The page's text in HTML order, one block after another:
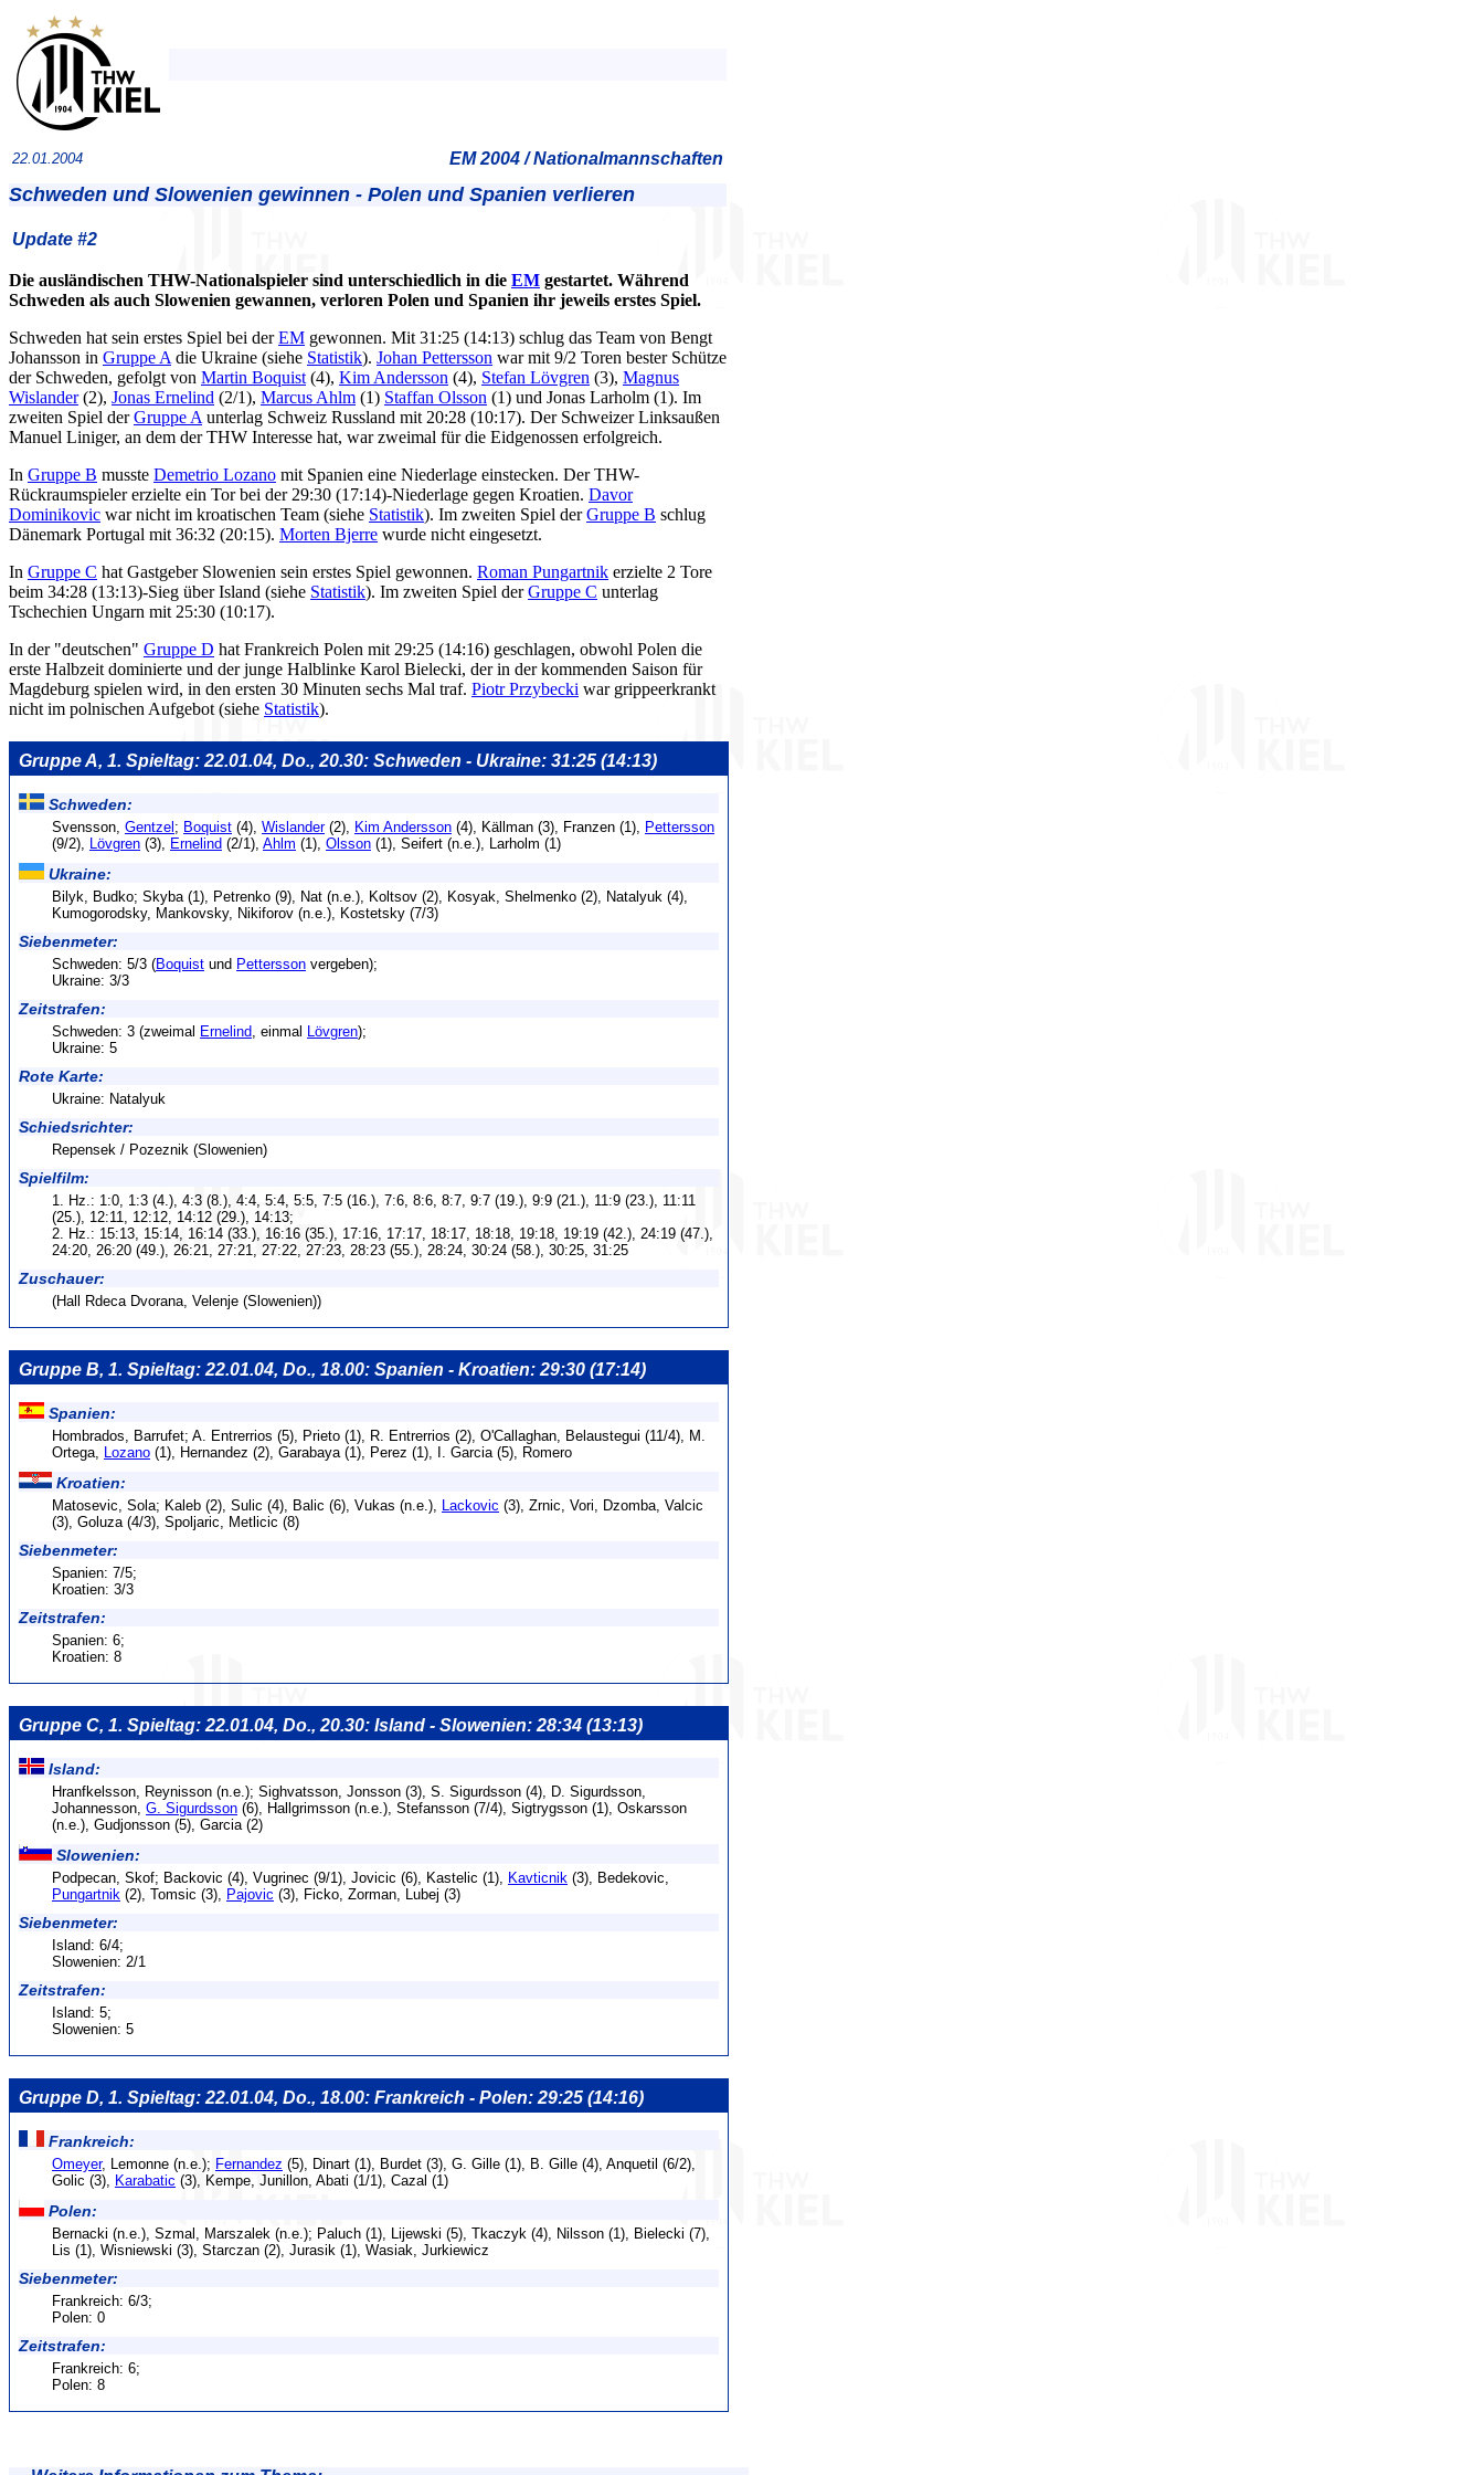
22.01.2004 EM 2004 / Nationalmannschaften
Schweden und Slowenien gewinnen - Polen und Spanien verlieren
Update #2
Die ausländischen THW-Nationalspieler sind unterschiedlich in die EM gestartet. Während
Schweden als auch Slowenien gewannen, verloren Polen und Spanien ihr jeweils erstes Spiel.
Schweden hat sein erstes Spiel bei derEM gewonnen. Mit 31:25 (14:13) schlug das Team von Bengt
Johansson in Gruppe A die Ukraine (siehe Statistik). Johan Pettersson war mit 9/2 Toren bester Schütze
der Schweden, gefolgt von Martin Boquist (4), Kim Andersson (4), Stefan Lövgren (3), Magnus
Wislander(2), Jonas Ernelind (2/1), Marcus Ahlm (1) Staffan Olsson (1) und Jonas Larholm (1). Im
zweiten Spiel derGruppe A unterlag Schweiz Russland mit 20:28 (10:17). Der Schweizer Linksaußen
Manuel Liniger, an dem der THW Interesse hat, war zweimal für die Eidgenossen erfolgreich.
In Gruppe B musste Demetrio Lozano mit Spanien eine Niederlage einstecken. Der THW-
Rückraumspieler erzielte ein Tor bei der 29:30 (17:14)-Niederlage gegen Kroatien. Davor
Dominikovic war nicht im kroatischen Team (siehe Statistik). Im zweiten Spiel derGruppe B schlug
Dänemark Portugal mit 36:32 (20:15). Morten Bjerre wurde nicht eingesetzt.
In Gruppe C hat Gastgeber Slowenien sein erstes Spiel gewonnen. Roman Pungartnik erzielte 2 Tore
beim 34:28 (13:13)-Sieg über Island (siehe Statistik). Im zweiten Spiel derGruppe C unterlag
Tschechien Ungarn mit 25:30 (10:17).
In der "deutschen" Gruppe D hat Frankreich Polen mit 29:25 (14:16) geschlagen, obwohl Polen die
erste Halbzeit dominierte und der junge Halblinke Karol Bielecki, der in der kommenden Saison für
Magdeburg spielen wird, in den ersten 30 Minuten sechs Mal traf. Piotr Przybecki war grippeerkrankt
nicht im polnischen Aufgebot (siehe Statistik).
Gruppe A, 1. Spieltag: 22.01.04, Do., 20.30: Schweden - Ukraine: 31:25 (14:13)
Schweden:
Svensson, Gentzel ; Boquist (4), Wislander(2), Kim Andersson (4), Källman (3), Franzen (1), Pettersson
(9/2), Lövgren (3), Ernelind (2/1), Ahlm (1), Olsson (1), Seifert (n.e.), Larholm (1)
Ukraine:
Bilyk, Budko; Skyba (1), Petrenko (9), Nat (n.e.), Koltsov (2), Kosyak, Shelmenko (2), Natalyuk (4),
Kumogorodsky, Mankovsky, Nikiforov (n.e.), Kostetsky (7/3)
Siebenmeter:
Schweden: 5/3 (Boquist und Pettersson vergeben);
Ukraine: 3/3
Zeitstrafen:
Schweden: 3 (zweimal Ernelind, einmal Lövgren);
Ukraine: 5
Rote Karte:
Ukraine: Natalyuk
Schiedsrichter:
Repensek / Pozeznik (Slowenien)
Spielfilm:
1. Hz.: 1:0, 1:3 (4.), 4:3 (8.), 4:4, 5:4, 5:5, 7:5 (16.), 7:6, 8:6, 8:7, 9:7 (19.), 9:9 (21.), 11:9 (23.), 11:11
(25.), 12:11, 12:12, 14:12 (29.), 14:13;
2. Hz.: 15:13, 15:14, 16:14 (33.), 16:16 (35.), 17:16, 17:17, 18:17, 18:18, 19:18, 19:19 (42.), 24:19 (47.),
24:20, 26:20 (49.), 26:21, 27:21, 27:22, 27:23, 28:23 (55.), 28:24, 30:24 (58.), 30:25, 31:25
Zuschauer:
(Hall Rdeca Dvorana, Velenje (Slowenien))
Gruppe B, 1. Spieltag: 22.01.04, Do., 18.00: Spanien - Kroatien: 29:30 (17:14)
Spanien:
Hombrados, Barrufet; A. Entrerrios (5), Prieto (1), R. Entrerrios (2), O'Callaghan, Belaustegui (11/4), M.
Ortega, Lozano (1), Hernandez (2), Garabaya (1), Perez (1), I. Garcia (5), Romero
Kroatien:
Matosevic, Sola; Kaleb (2), Sulic (4), Balic (6), Vukas (n.e.), Lackovic (3), Zrnic, Vori, Dzomba, Valcic
(3), Goluza (4/3), Spoljaric, Metlicic (8)
Siebenmeter:
Spanien: 7/5;
Kroatien: 3/3
Zeitstrafen:
Spanien: 6;
Kroatien: 8
Gruppe C, 1. Spieltag: 22.01.04, Do., 20.30: Island - Slowenien: 28:34 (13:13)
Island:
Hranfkelsson, Reynisson (n.e.); Sighvatsson, Jonsson (3), S. Sigurdsson (4), D. Sigurdsson,
Johannesson, G. Sigurdsson (6), Hallgrimsson (n.e.), Stefansson (7/4), Sigtrygsson (1), Oskarsson
(n.e.), Gudjonsson (5), Garcia (2)
Slowenien:
Podpecan, Skof; Backovic (4), Vugrinec (9/1), Jovicic (6), Kastelic (1), Kavticnik (3), Bedekovic,
Pungartnik (2), Tomsic (3), Pajovic (3), Ficko, Zorman, Lubej (3)
Siebenmeter:
Island: 6/4;
Slowenien: 2/1
Zeitstrafen:
Island: 5;
Slowenien: 5
Gruppe D, 1. Spieltag: 22.01.04, Do., 18.00: Frankreich - Polen: 29:25 (14:16)
Frankreich:
Omeyer, Lemonne (n.e.); Fernandez (5), Dinart (1), Burdet (3), G. Gille (1), B. Gille (4), Anquetil (6/2),
Golic (3), Karabatic (3), Kempe, Junillon, Abati (1/1), Cazal (1)
Polen:
Bernacki (n.e.), Szmal, Marszalek (n.e.); Paluch (1), Lijewski (5), Tkaczyk (4), Nilsson (1), Bielecki (7),
Lis (1), Wisniewski (3), Starczan (2), Jurasik (1), Wasiak, Jurkiewicz
Siebenmeter:
Frankreich: 6/3;
Polen: 0
Zeitstrafen:
Frankreich: 6;
Polen: 8